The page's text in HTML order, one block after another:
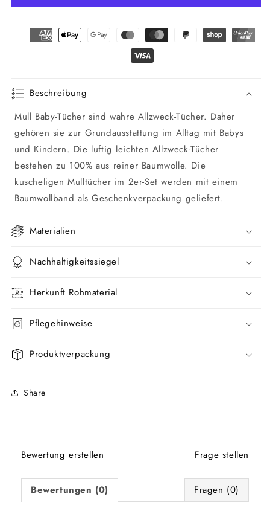
2er-
2er-
Beschreibung
Mull Baby-Tücher sind wahre Allzweck-Tücher. Daher
gehören sie zur Grundausstattung im Alltag mit Babys
und Kindern. Die luftig leichten Allzweck-Tücher
bestehen zu 100% aus reiner Baumwolle. Die
kuscheligen Mulltücher im 2er-Set werden mit einem
Baumwollband als Geschenkverpackung geliefert.
Materialien
Nachhaltigkeitssiegel
Herkunft Rohmaterial
Pflegehinweise
Produktverpackung
Share
Bewertung erstellen Frage stellen
Bewertungen (0) Fragen (0)